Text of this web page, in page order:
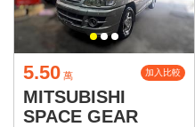
5.50 萬 加入比較
MITSUBISHI
SPACE GEAR